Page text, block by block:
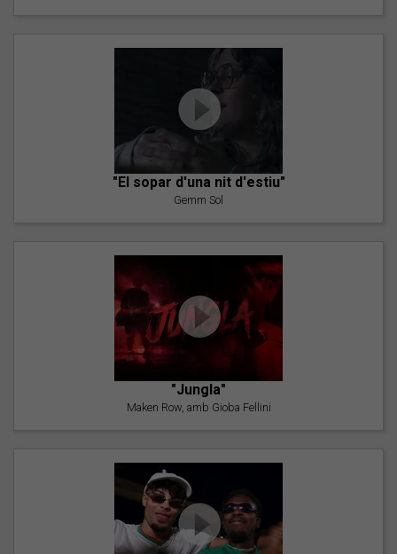
"El sopar d'una nit d'estiu"
Gemm Sol
"Jungla"
Maken Row, amb Gioba Fellini